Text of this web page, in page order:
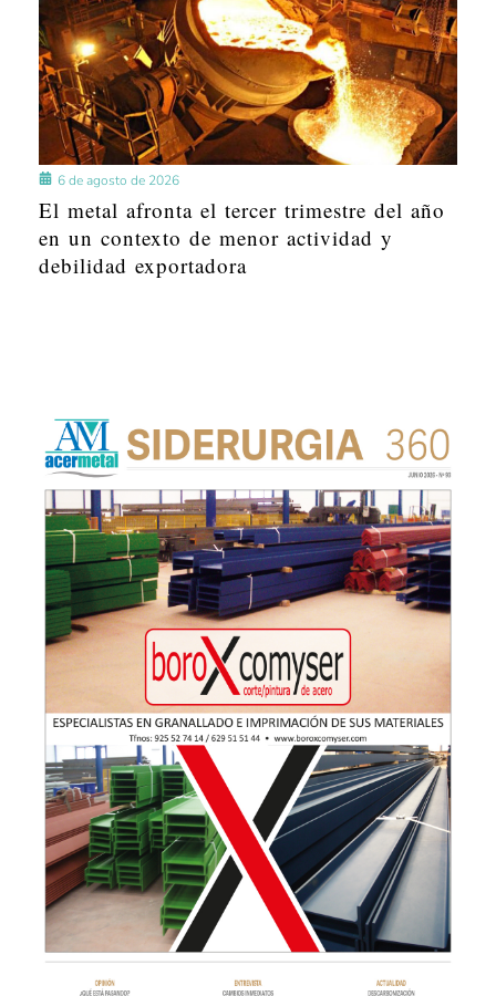
6 de agosto de 2026
El metal afronta el tercer trimestre del año
en un contexto de menor actividad y
debilidad exportadora